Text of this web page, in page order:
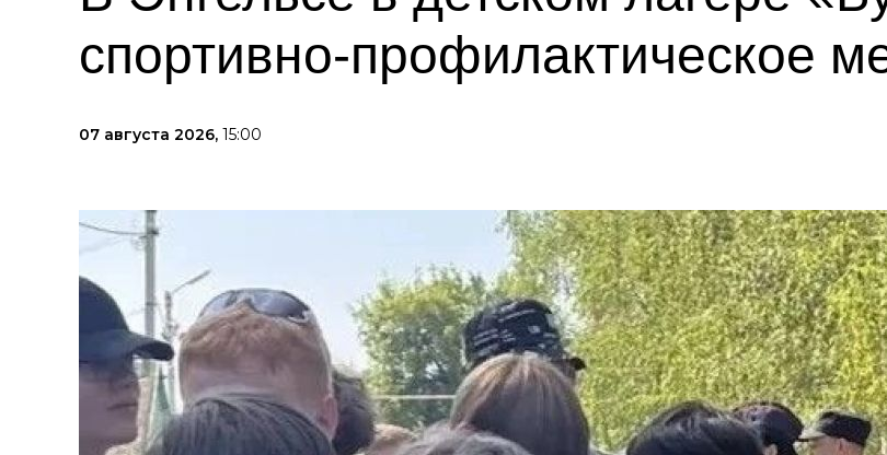
спортивно-профилактическое
07 августа 2026, 15:00